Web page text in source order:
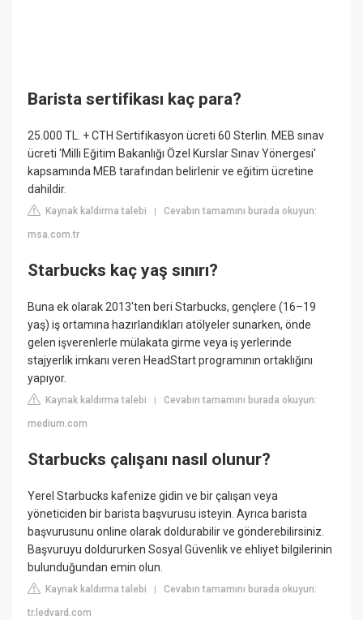
Barista sertifikası kaç para?
25.000 TL. + CTH Sertifikasyon ücreti 60 Sterlin. MEB sınav
ücreti 'Milli Eğitim Bakanlığı Özel Kurslar Sınav Yönergesi'
kapsamında MEB tarafından belirlenir ve eğitim ücretine
dahildir.
Kaynak kaldırma talebi |Cevabın tamamını burada okuyun:
msa.com.tr
Starbucks kaç yaş sınırı?
Buna ek olarak 2013'ten beri Starbucks, gençlere (16–19
yaş) iş ortamına hazırlandıkları atölyeler sunarken, önde
gelen işverenlerle mülakata girme veya iş yerlerinde
stajyerlik imkanı veren HeadStart programının ortaklığını
yapıyor.
Kaynak kaldırma talebi |Cevabın tamamını burada okuyun:
medium.com
Starbucks çalışanı nasıl olunur?
Yerel Starbucks kafenize gidin ve bir çalışan veya
yöneticiden bir barista başvurusu isteyin. Ayrıca barista
başvurusunu online olarak doldurabilir ve gönderebilirsiniz.
Başvuruyu doldururken Sosyal Güvenlik ve ehliyet bilgilerinin
bulunduğundan emin olun.
Kaynak kaldırma talebi |Cevabın tamamını burada okuyun:
tr.ledvard.com